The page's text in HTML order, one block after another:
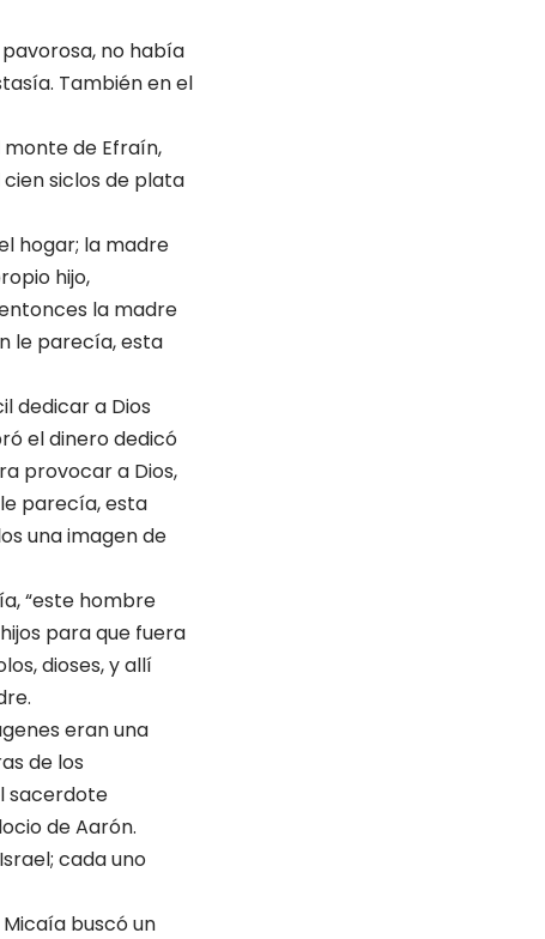
no había
También en el
monte de Efraín,
siclos de plata
hogar; la madre
hijo,
la madre
le parecía, esta
dedicar a Dios
el dinero dedicó
provocar a Dios,
parecía, esta
una imagen de
“este hombre
para que fuera
dioses, y allí
eran una
de los
sacerdote
de Aarón.
cada uno
buscó un